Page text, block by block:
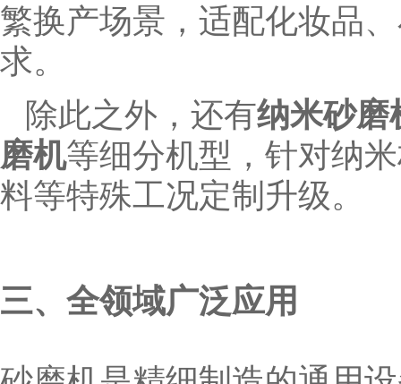
繁换产场景，适配化妆品
求。
除此之外，还有纳米砂磨
磨机等细分机型，针对纳
料等特殊工况定制升级。
三、全领域广泛应用